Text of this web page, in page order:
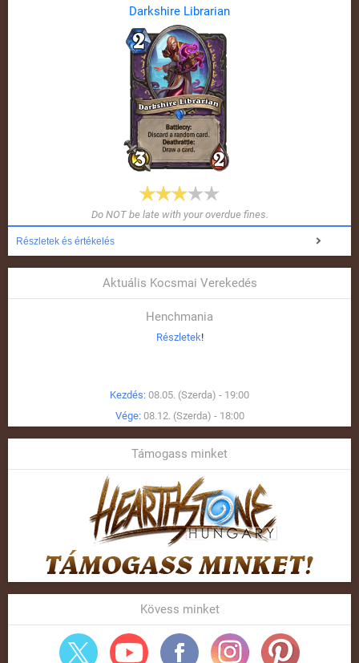
Darkshire Librarian
Do NOT be late with your overdue fines.
Részletek és értékelés
Aktuális Kocsmai Verekedés
Henchmania
Részletek!
Kezdés: 08.05. (Szerda) - 19:00
Vége: 08.12. (Szerda) - 18:00
Támogass minket
Kövess minket